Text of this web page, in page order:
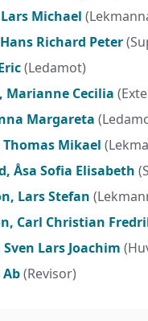
Michael
Richard Peter
(Ledamot)
Marianne Cecilia
Margareta
Thomas Mikael
Åsa Sofia Elisabeth
Lars Stefan
Carl Christian
Lars Joachim
(Revisor)